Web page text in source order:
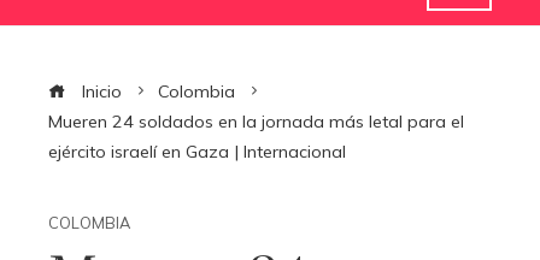
Inicio
Colombia
Mueren 24 soldados en la jornada más letal para el
ejército israelí en Gaza | Internacional
COLOMBIA